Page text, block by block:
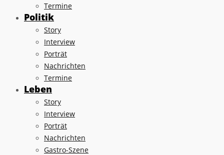
Termine
Politik
Story
Interview
Porträt
Nachrichten
Termine
Leben
Story
Interview
Porträt
Nachrichten
Gastro-Szene